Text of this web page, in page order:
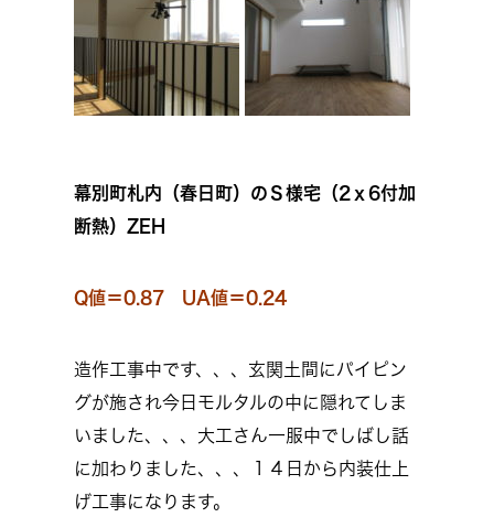
幕別町札内（春日町）のＳ様宅（2ｘ6付加
断熱）ZEH
Q値＝0.87 UA値＝0.24
造作工事中です、、、玄関土間にパイピン
グが施され今日モルタルの中に隠れてしま
いました、、、大工さん一服中でしばし話
に加わりました、、、１４日から内装仕上
げ工事になります。